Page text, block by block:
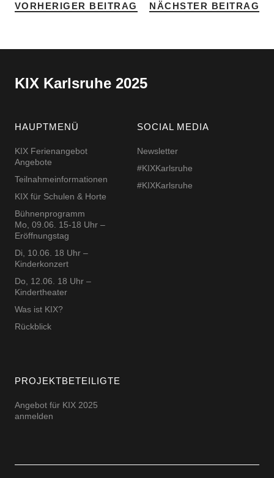
VORHERIGER BEITRAG NÄCHSTER BEITRAG
KIX Karlsruhe 2025
HAUPTMENÜ
KIX Ferienangebot
Angebote
Teilnahmeinformationen
KIX für Schulen & Horte
Bühnenprogramm
Mo, 09.06. 15-18 Uhr –
Eröffnungstag
Di, 10.06. 18 Uhr –
Kinderkonzert
Do, 12.06. 18 Uhr –
Kindertheater
Was ist KIX?
Rückblick
SOCIAL MEDIA
Newsletter
#KIXKarlsruhe
#KIXKarlsruhe
PROJEKTBETEILIGTE
Angebot für KIX 2025
anmelden